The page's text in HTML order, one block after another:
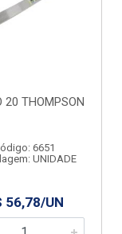
20 THOMPSON
6651
UNIDADE
56,78/UN